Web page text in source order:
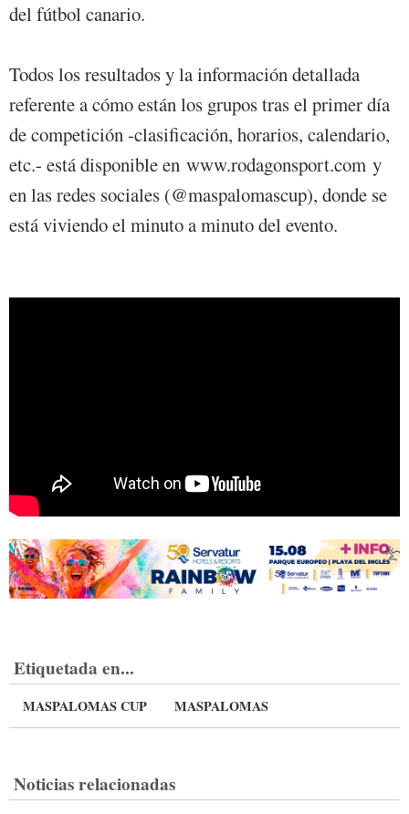
del fútbol canario.
Todos los resultados y la información detallada
referente a cómo están los grupos tras el primer día
de competición -clasificación, horarios, calendario,
etc.- está disponible en www.rodagonsport.com y
en las redes sociales (@maspalomascup), donde se
está viviendo el minuto a minuto del evento.
Etiquetada en...
MASPALOMAS CUP MASPALOMAS
Noticias relacionadas